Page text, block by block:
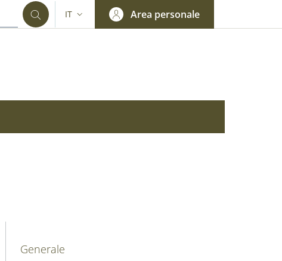
SELETTORE LINGUA: CURRENT LANGUAGE
IT Area personale
MAIN NAVIGATION
Generale